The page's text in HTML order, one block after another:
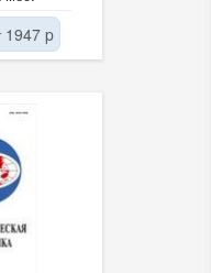
1947 p